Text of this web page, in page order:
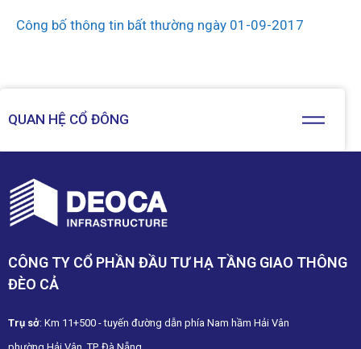
QUAN HỆ CỔ ĐÔNG
Công bố thông tin bất thường ngày 01-09-2017
CÔNG TY CỔ PHẦN ĐẦU TƯ HẠ TẦNG GIAO THÔNG
ĐÈO CẢ
Trụ sở: Km 11+500 - tuyến đường dẫn phía Nam hầm Hải Vân